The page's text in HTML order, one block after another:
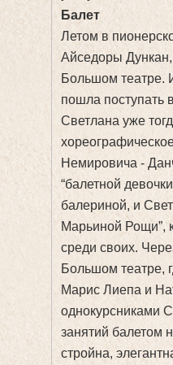
Балет
Летом в
Айседоры
Большом театре.
пошла поступать
Светлана уже
Немировича -
“балетной
балериной, и
Марьиной Рощи”,
среди своих.
Большом театре,
Марис Лиепа и
однокурсниками
занятий балетом
стройна,